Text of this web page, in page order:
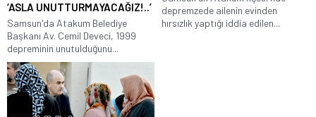
‘ASLA UNUTTURMAYACAĞIZ!..’
Samsun'da Atakum Belediye
Başkanı Av. Cemil Deveci, 1999
depreminin unutulduğunu...
depremzede ailenin evinden
hırsızlık yaptığı iddia edilen...